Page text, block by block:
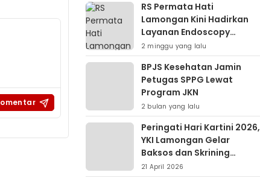
RS Permata Hati
Lamongan Kini Hadirkan
Layanan Endoscopy
Modern, Begini
Keunggulannya
2 minggu yang lalu
BPJS Kesehatan Jamin
Petugas SPPG Lewat
Program JKN
2 bulan yang lalu
Peringati Hari Kartini 2026,
YKI Lamongan Gelar
Baksos dan Skrining
Kanker Serviks
21 April 2026